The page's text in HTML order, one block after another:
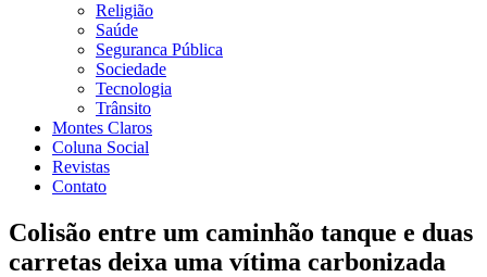
Religião
Saúde
Seguranca Pública
Sociedade
Tecnologia
Trânsito
Montes Claros
Coluna Social
Revistas
Contato
Colisão entre um caminhão tanque e duas
carretas deixa uma vítima carbonizada